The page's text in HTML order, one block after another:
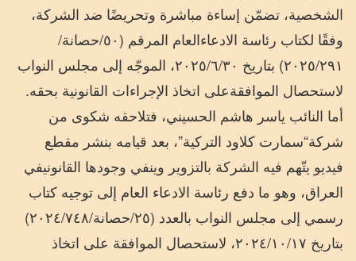
الشخصية، تضمّن إساءة مباشرة وتحريضًا ضد الشركة،
وفقًا لكتاب رئاسة الادعاءالعام المرقم (٥٠/حصانة/
٢٠٢٥/٢٩١ ) بتاريخ ٢٠٢٥/٦/٣٠، الموجّه إلى مجلس النواب
لاستحصال الموافقةعلى اتخاذ الإجراءات القانونية بحقه.
أما النائب ياسر هاشم الحسيني، فتلاحقه شكوى من
شركة“سمارت كلاود التركية”، بعد قيامه بنشر مقطع
فيديو يتّهم فيه الشركة بالتزوير وينفي وجودها القانونيفي
العراق، وهو ما دفع رئاسة الادعاء العام إلى توجيه كتاب
رسمي إلى مجلس النواب بالعدد (٢٥/حصانة/ ٢٠٢٤/٧٤٨
)
بتاريخ
٢٠٢٤/١٠/١٧، لاستحصال الموافقة على اتخاذ